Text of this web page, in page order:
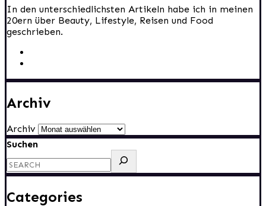
In den unterschiedlichsten Artikeln habe ich in meinen
20ern über Beauty, Lifestyle, Reisen und Food
geschrieben.
Archiv
Archiv
Suchen
Categories